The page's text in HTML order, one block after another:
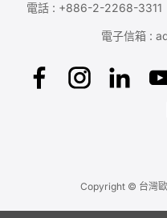
電話 : +886-2-2268-3311
電子信箱 :
Copyright © 台灣